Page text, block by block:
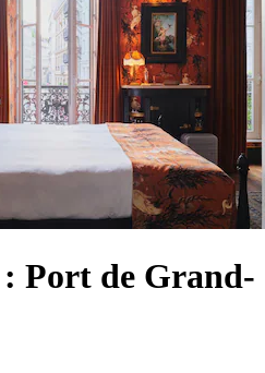
Port de Grand-